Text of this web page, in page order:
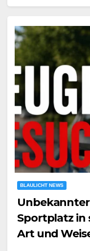
BLAULICHT NEWS
Sportplatz in
Art und